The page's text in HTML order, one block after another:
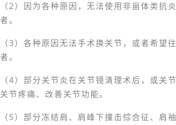
（2）因为各种原因，无法使用非甾体类抗
者。
（3）各种原因无法手术换关节，或者希望
者。
（4）部分关节炎在关节镜清理术后，或关
关节疼痛、改善关节功能。
（5）部分冻结肩、肩峰下撞击综合征、肩